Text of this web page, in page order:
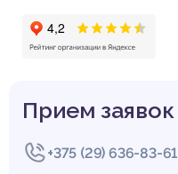
Прием заявок
+375 (29) 636-83-61